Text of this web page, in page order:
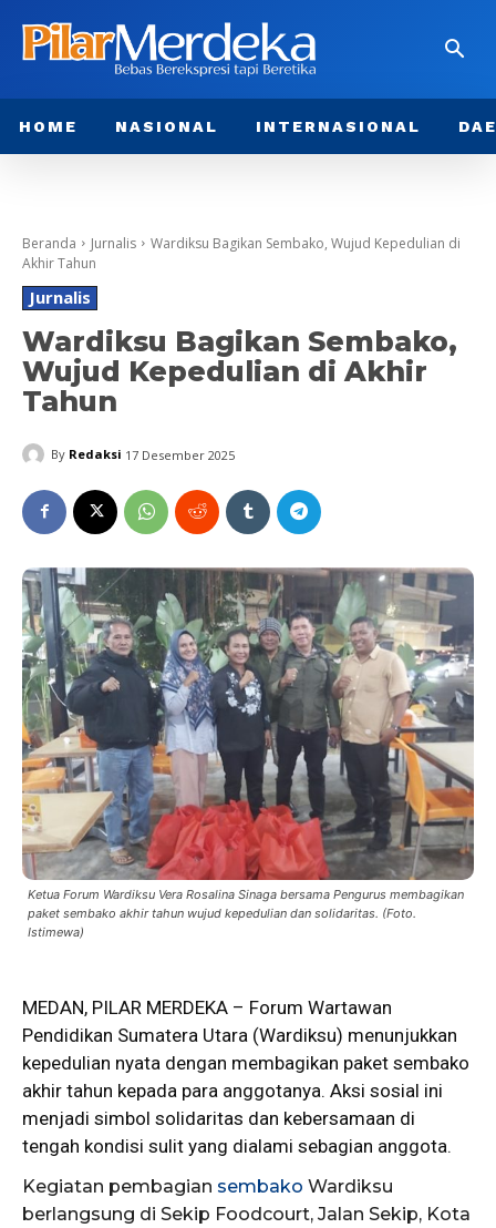
HOME NASIONAL INTERNASIONAL
Beranda Jurnalis
Wardiksu Bagikan Sembako, Wujud Kepedulian di
Akhir Tahun
Jurnalis
Wardiksu Bagikan Sembako,
Wujud Kepedulian di Akhir
Tahun
By Redaksi 17 Desember 2025
Ketua Forum Wardiksu Vera Rosalina Sinaga bersama Pengurus membagikan
paket sembako akhir tahun wujud kepedulian dan solidaritas. (Foto.
Istimewa)
‎MEDAN, PILAR MERDEKA – Forum Wartawan
Pendidikan Sumatera Utara (Wardiksu) menunjukkan
kepedulian nyata dengan membagikan paket sembako
akhir tahun kepada para anggotanya. Aksi sosial ini
menjadi simbol solidaritas dan kebersamaan di
tengah kondisi sulit yang dialami sebagian anggota.
Kegiatan pembagian sembako Wardiksu
berlangsung di Sekip Foodcourt, Jalan Sekip, Kota